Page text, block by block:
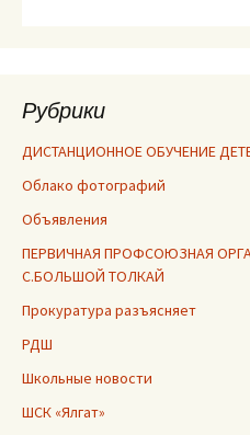
Рубрики
ДИСТАНЦИОННОЕ ОБУЧЕНИЕ
Облако фотографий
Объявления
ПЕРВИЧНАЯ ПРОФСОЮЗНАЯ
С.БОЛЬШОЙ ТОЛКАЙ
Прокуратура разъясняет
РДШ
Школьные новости
ШСК «Ялгат»